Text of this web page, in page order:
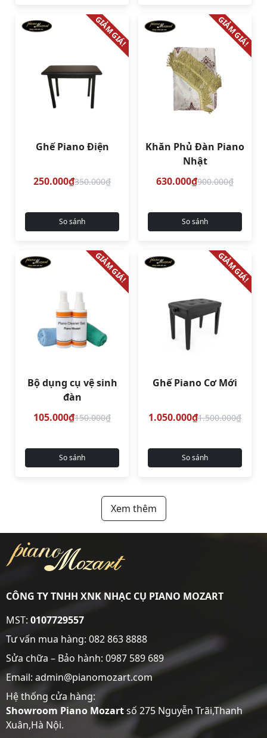
GIẢM GIÁ!
Ghế Piano Điện
250.000₫350.000₫
So sánh
GIẢM GIÁ!
Khăn Phủ Đàn Piano
Nhật
630.000₫900.000₫
So sánh
GIẢM GIÁ!
Bộ dụng cụ vệ sinh
đàn
105.000₫150.000₫
So sánh
GIẢM GIÁ!
Ghế Piano Cơ Mới
1.050.000₫1.500.000₫
So sánh
Xem thêm
CÔNG TY TNHH XNK NHẠC CỤ PIANO MOZART
MST:0107729557
Tư vấn mua hàng: 082 863 8888
Sửa chữa – Bảo hành: 0987 589 689
Email: admin@pianomozart.com
Hệ thống cửa hàng:
Showroom Piano Mozartsố 275 Nguyễn Trãi,Thanh
Xuân,Hà Nội.